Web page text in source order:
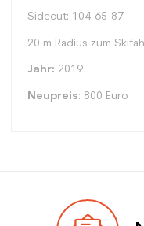
Sidecut: 104-65-87
20 m Radius zum
Jahr: 2019
Neupreis: 800 Euro